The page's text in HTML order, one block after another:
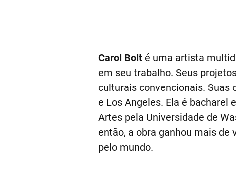
Carol Bolté uma artista
em seu trabalho. Seus
culturais convencionais.
e Los Angeles. Ela é bacharel
Artes pela Universidade de
então, a obra ganhou mais
pelo mundo.